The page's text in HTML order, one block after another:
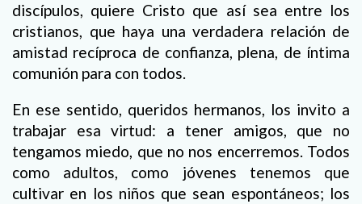
discípulos, quiere Cristo que así sea entre los
cristianos, que haya una verdadera relación de
amistad recíproca de confianza, plena, de íntima
comunión para con todos.
En ese sentido, queridos hermanos, los invito a
trabajar esa virtud: a tener amigos, que no
tengamos miedo, que no nos encerremos. Todos
como adultos, como jóvenes tenemos que
cultivar en los niños que sean espontáneos; los